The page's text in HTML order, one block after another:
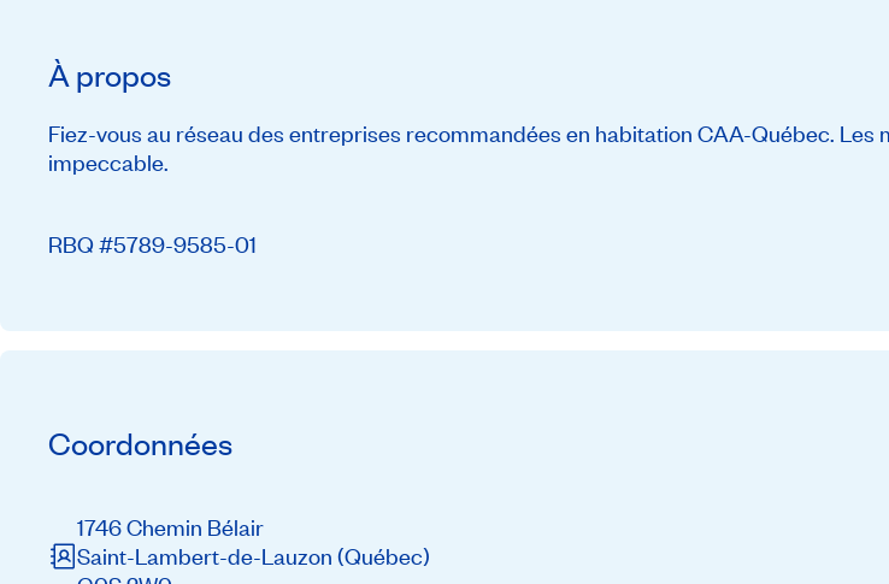
Recommandé par CAA-Québec
À propos
Fiez-vous au réseau des entreprises recommandées en habitation CAA-Québec.
impeccable.
RBQ #5789-9585-01
Coordonnées
1746 Chemin Bélair
Saint-Lambert-de-Lauzon (Québec)